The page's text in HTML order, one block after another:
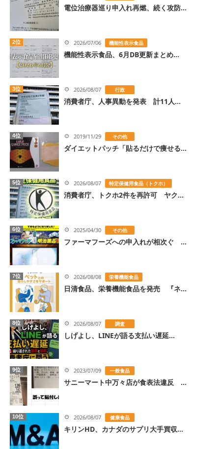
電位治療器巡り申入れ再燃、続く攻防...
2位 2026/07/06 機能性表示食品
機能性表示食品、6月DB更新まとめ...
3位 2026/08/07 行政
消費者庁、人事異動を発表 計11人...
4位 2019/11/29 その他
ダイエットパッチ「貼るだけで痩せる...
5位 2026/08/07 特定保健用食品（トクホ）
消費者庁、トクホ2件を再許可 ヤク...
6位 2025/04/30 その他
ファーマフーズへの申入れが相次ぐ ...
7位 2026/08/08 栄養機能食品
日清食品、栄養機能食品を発売 『ネ...
8位 2026/08/07 調査
しげよし、LINEが語る支払い遅延...
9位 2023/07/09 一般食品
サニーマート中万々店が食表法違反 ...
10位 2026/08/07 健康食品
キリンHD、カナダのサプリ大手買収...